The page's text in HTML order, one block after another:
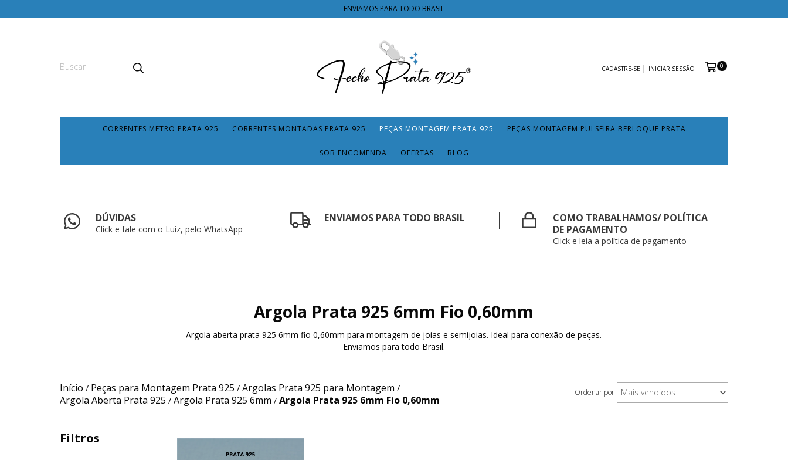
ENVIAMOS PARA TODO BRASIL
CADASTRE-SE INICIAR SESSÃO 0
CORRENTES METRO PRATA 925 CORRENTES MONTADAS PRATA 925 PEÇAS MONTAGEM PRATA 925 PEÇAS MONTAGEM PULSEIRA BERLOQUE PRATA
SOB ENCOMENDA OFERTAS BLOG
DÚVIDAS
Click e fale com o Luiz, pelo WhatsApp
ENVIAMOS PARA TODO BRASIL
COMO TRABALHAMOS/ POLÍTICA
DE PAGAMENTO
Click e leia a política de pagamento
Argola Prata 925 6mm Fio 0,60mm
Argola aberta prata 925 6mm fio 0,60mm para montagem de joias e semijoias. Ideal para conexão de peças.
Enviamos para todo Brasil.
Início / Peças para Montagem Prata 925 / Argolas Prata 925 para Montagem /
Argola Aberta Prata 925 / Argola Prata 925 6mm / Argola Prata 925 6mm Fio 0,60mm
Ordenar por
Filtros